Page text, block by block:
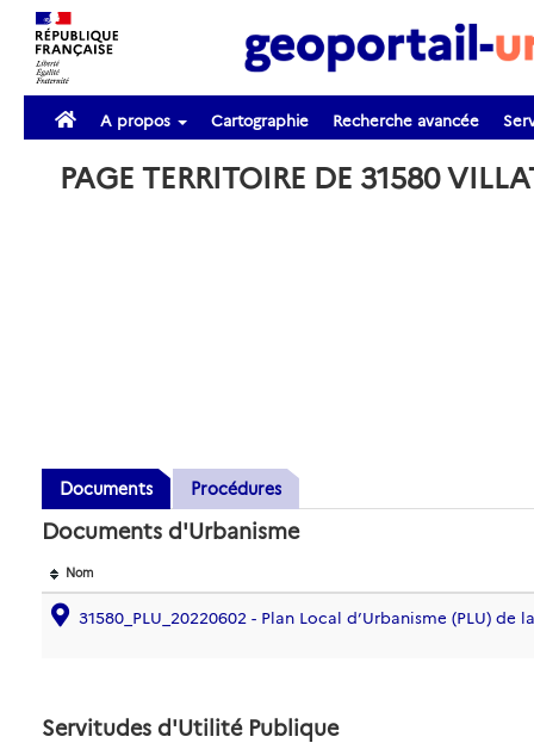
A propos Cartographie Recherche avancée
PAGE TERRITOIRE DE 31580
Documents Procédures
Documents d'Urbanisme
Nom
31580_PLU_20220602 - Plan Local d’Urbanisme (PLU) de
Servitudes d'Utilité Publique